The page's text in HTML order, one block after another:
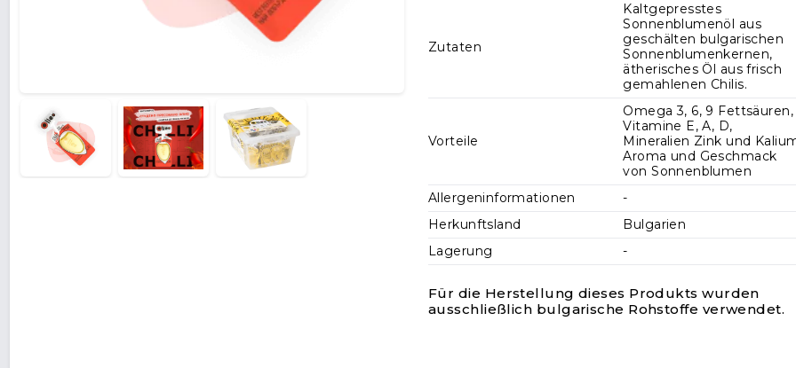
Zutaten
Kaltgepresstes
Sonnenblumenöl aus
geschälten bulgarischen
Sonnenblumenkernen,
ätherisches Öl aus frisch
gemahlenen Chilis.
Vorteile
Omega 3, 6, 9 Fettsäuren,
Vitamine E, A, D,
Mineralien Zink und
Aroma und Geschmack
von Sonnenblumen
Allergeninformationen
-
Herkunftsland
Bulgarien
Lagerung
-
Für die Herstellung dieses Produkts wurden
ausschließlich bulgarische Rohstoffe verwendet.